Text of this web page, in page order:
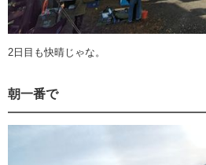
2日目も快晴じゃな。
朝一番で